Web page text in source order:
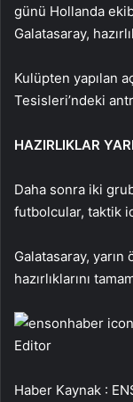
günü Hollanda
Galatasaray,
Kulüpten yapılan
Tesisleri’ndeki
HAZIRLIKLAR
Daha sonra iki
futbolcular, taktik
Galatasaray,
hazırlıklarını
Editor
Haber Kaynak :